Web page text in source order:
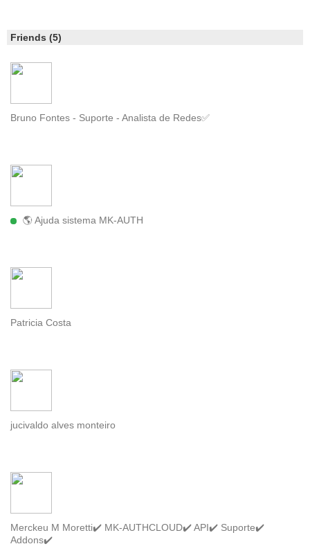
Friends (5)
Bruno Fontes - Suporte - Analista de Redes✅
🌎 Ajuda sistema MK-AUTH
Patricia Costa
jucivaldo alves monteiro
Merckeu M Moretti✔️ MK-AUTHCLOUD✔️ API✔️ Suporte✔️
Addons✔️